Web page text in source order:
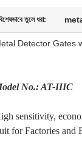
তুলে ধরা:
Detector Gates
No.: AT-IIIC
sensitivity,
for Factories and